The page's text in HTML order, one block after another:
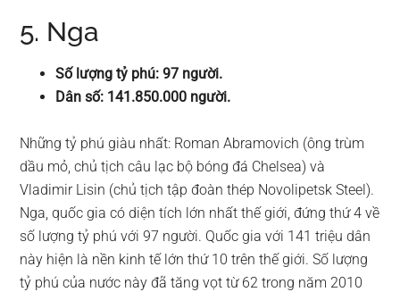
5. Nga
Số lượng tỷ phú: 97 người.
Dân số: 141.850.000 người.
Những tỷ phú giàu nhất: Roman Abramovich (ông trùm
dầu mỏ, chủ tịch câu lạc bộ bóng đá Chelsea) và
Vladimir Lisin (chủ tịch tập đoàn thép Novolipetsk Steel).
Nga, quốc gia có diện tích lớn nhất thế giới, đứng thứ 4 về
số lượng tỷ phú với 97 người. Quốc gia với 141 triệu dân
này hiện là nền kinh tế lớn thứ 10 trên thế giới. Số lượng
tỷ phú của nước này đã tăng vọt từ 62 trong năm 2010